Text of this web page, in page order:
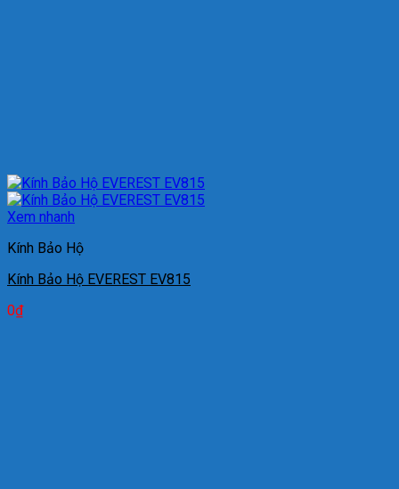
Xem nhanh
Kính Bảo Hộ
Kính Bảo Hộ EVEREST EV815
0₫